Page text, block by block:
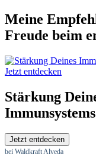
Meine
Freude beim
Jetzt entdecken
Stärkung
Immunsystems
Jetzt entdecken
bei Waldkraft Alveda